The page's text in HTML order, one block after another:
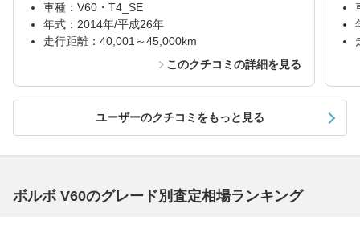
車種：V60・T4_SE
年式：2014年/平成26年
走行距離：40,001～45,000km
このクチコミの詳細を見る
ユーザーのクチコミをもっと見る
ボルボ V60のグレード別査定相場ランキング